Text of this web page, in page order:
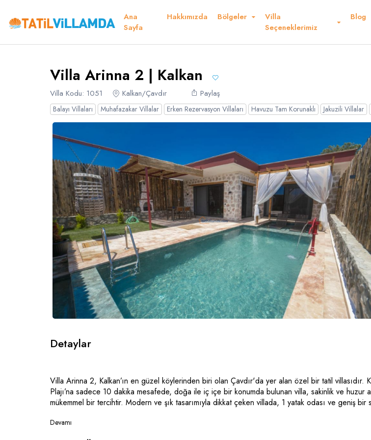
Ana
Sayfa
Hakkımızda Bölgeler
Villa
Seçeneklerimiz
Blog
Villa Arinna 2 | Kalkan
Villa Kodu: 1051 Kalkan/Çavdır Paylaş
Teşekkür Ederiz
Balayı Villaları Muhafazakar Villalar Erken Rezervasyon Villaları Havuzu Tam Korunaklı Jakuzili Villalar
Detaylar Fiyatlar Müsaitlik Takvimi Kurallar ve Şartlar Konum Yorumlar
Detaylar
Villa Arinna 2, Kalkan’ın en güzel köylerinden biri olan Çavdır'da yer alan özel bir tatil villasıdır.
Plajı’na sadece 10 dakika mesafede, doğa ile iç içe bir konumda bulunan villa, sakinlik ve huzur
mükemmel bir tercihtir. Modern ve şık tasarımıyla dikkat çeken villada, 1 yatak odası ve geniş bir
Devamı
Dil Seçiniz
Türkçe English French
Russian Spanish
Kur Seçiniz
Favorilerim
Müsaitlik Takvimi
Müsaitlik Takvimi